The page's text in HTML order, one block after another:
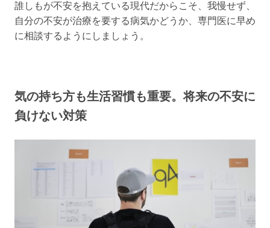
誰しもが不安を抱えている現代だからこそ、我慢せず、
自分の不安が治療を要する病気かどうか、専門医に早め
に相談するようにしましょう。
気の持ち方も生活習慣も重要。将来の不安に
負けない対策